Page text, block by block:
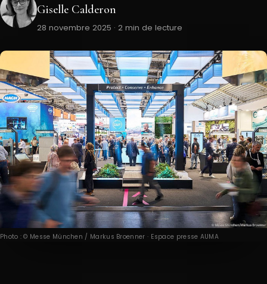
Giselle Calderon
28 novembre 2025 · 2 min de lecture
Photo : © Messe München / Markus Broenner · Espace presse AUMA